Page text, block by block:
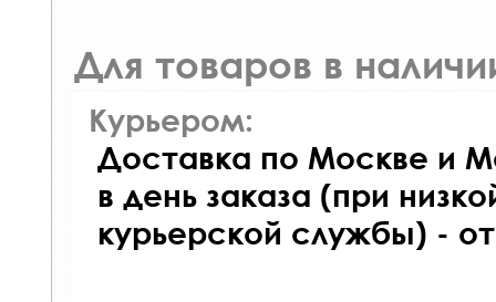
Для товаров в
Курьером:
Доставка по Москве и
в день заказа (при
курьерской службы) -